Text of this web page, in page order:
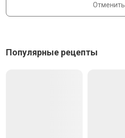
Отменить
Популярные рецепты